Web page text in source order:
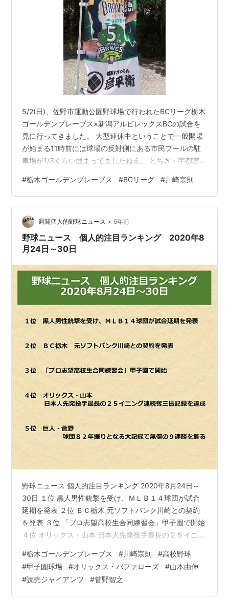
5/2(日)、佐野市運動公園野球場で行われたBCリーグ栃木
ゴールデンブレーブス×新潟アルビレックスBCの試合を
見に行ってきました。 大型連休中ということで一般開場
が始まる11時前には球場の反対側にある市民プールの駐
車場が1/3くらい埋まってましたねえ。 とちぎ・宇都宮ナ
車もありましたなあ。 緊急事態宣言とは…(ﾎﾞｿｯ さて、今
年のBCリーグは昨年新型コロナの影響でできなかった他
地区との交流戦が復活しました。東地区と中地区のチー
ムがホーム＆ビジター2試合ずつ交流戦を行われます。新
潟との試合は今季初、2019年9月7日悠久山球場以来とな
ります。 …
#栃木ゴールデンブレーブス #BCリーグ #川崎宗則
週間個人的野球ニュース • 6年前
野球ニュース 個人的注目ランキング 2020年8
月24日～30日
野球ニュース 個人的注目ランキング 2020年8月24日～
30日 １位 黒人男性銃撃を受け、ＭＬＢ１４球団が試合
延期を発表 ２位 ＢＣ栃木 元ソフトバンク川崎との契約
を発表 ３位 「プロ志望高校生合同練習会」甲子園で開始
４位 オリックス・山本 日本人先発投手最長の２５イニン
りとなる大記録で無傷の９連勝を飾る １位 黒人男性銃撃
を受け、ＭＬＢ１４球団が試合延期を発表 MLBで次々と
試合延期が発表されている。その背景には、黒人男性へ
の発表時間がある。 事の発端は現地時間23日、ウィスコ
#栃木ゴールデンブレーブス #川崎宗則 #高校野球
#甲子園球場 #オリックス・バファローズ #山本由伸
#読売ジャイアンツ #菅野智之